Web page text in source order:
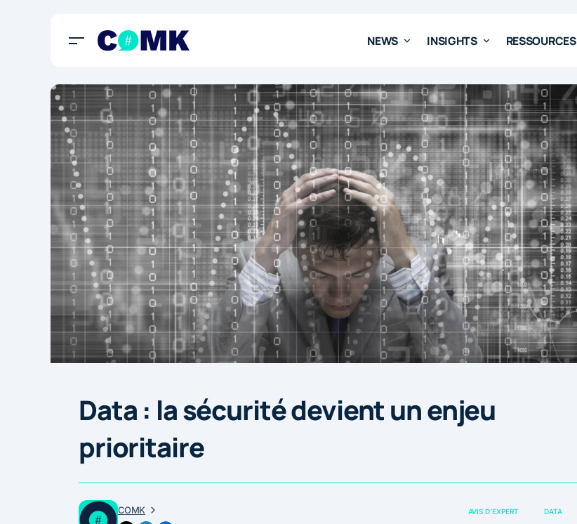
NEWS INSIGHTS RESSOURCES
Data : la sécurité devient un enjeu
prioritaire
COMK AVIS D'EXPERT DATA